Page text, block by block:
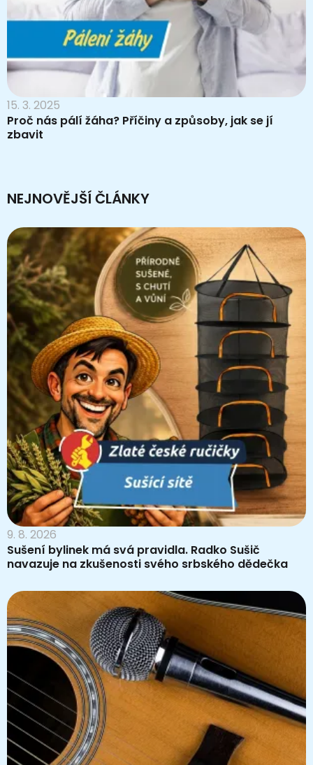
15. 3. 2025
Proč nás pálí žáha? Příčiny a způsoby, jak se jí
zbavit
NEJNOVĚJŠÍ ČLÁNKY
9. 8. 2026
Sušení bylinek má svá pravidla. Radko Sušič
navazuje na zkušenosti svého srbského dědečka